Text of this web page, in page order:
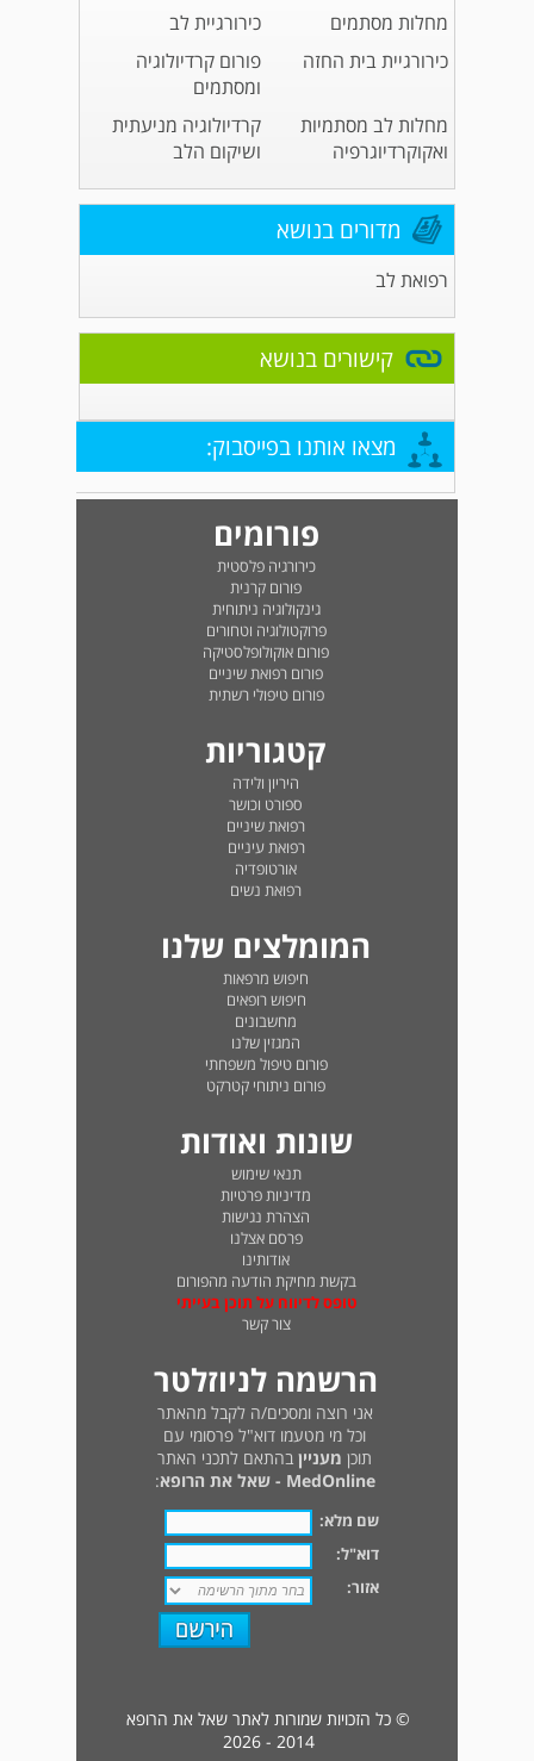
מחלות מסתמים
כירורגיית לב
כירורגיית בית החזה
פורום קרדיולוגיה
ומסתמים
מחלות לב מסתמיות
ואקוקרדיוגרפיה
קרדיולוגיה מניעתית
ושיקום הלב
מדורים בנושא
רפואת לב
קישורים בנושא
מצאו אותנו בפייסבוק:
פורומים
כירורגיה פלסטית
פורום קרנית
גינקולוגיה ניתוחית
פרוקטולוגיה וטחורים
פורום אוקולופלסטיקה
פורום רפואת שיניים
פורום טיפולי רשתית
קטגוריות
היריון ולידה
ספורט וכושר
רפואת שיניים
רפואת עיניים
אורטופדיה
רפואת נשים
המומלצים שלנו
חיפוש מרפאות
חיפוש רופאים
מחשבונים
המגזין שלנו
פורום טיפול משפחתי
פורום ניתוחי קטרקט
שונות ואודות
תנאי שימוש
מדיניות פרטיות
הצהרת נגישות
פרסם אצלנו
אודותינו
בקשת מחיקת הודעה מהפורום
טופס לדיווח על תוכן בעייתי
צור קשר
הרשמה לניוזלטר
אני רוצה ומסכים/ה לקבל מהאתר
וכל מי מטעמו דוא"ל פרסומי עם
תוכן מעניין בהתאם לתכני האתר
MedOnline - שאל את הרופא
:
שם מלא:
דוא"ל:
אזור:
© כל הזכויות שמורות לאתר שאל את הרופא
2014 - 2026